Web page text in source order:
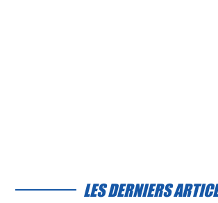
LES DERNIERS